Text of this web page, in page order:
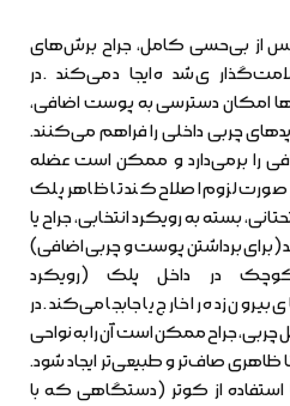
از بی‌حسی کامل، جراح برش‌های
شده ایجاد می‌کند. در
امکان دسترسی به پوست اضافی،
چربی داخلی را فراهم می‌کنند.
را برمی‌دارد و ممکن است عضله
صورت لزوم اصلاح کند تا ظاهر پلک
بسته به رویکرد انتخابی، جراح یا
(برای برداشتن پوست و چربی اضافی)
در داخل پلک (رویکرد
زده را خارج یا جابجا می‌کند. در
چربی، جراح ممکن است آن را به نواحی
ظاهری صاف‌تر و طبیعی‌تر ایجاد شود.
استفاده از کوتر (دستگاهی که با